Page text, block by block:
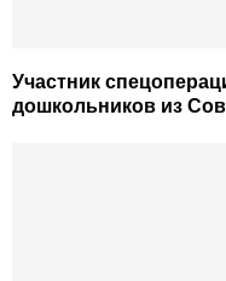
Участник
дошкольников из